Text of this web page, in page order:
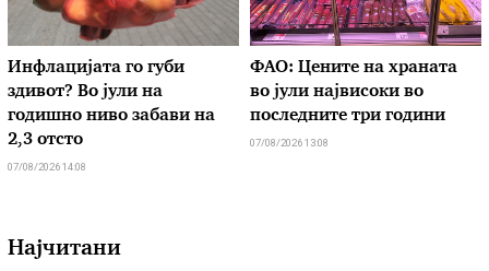
Инфлацијата го губи
здивот? Во јули на
годишно ниво забави на
2,3 отсто
07/08/2026 14:08
ФАО: Цените на храната
во јули највисоки во
последните три години
07/08/2026 13:08
Најчитани